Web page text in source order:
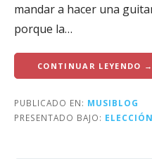
mandar a hacer una
porque la…
CONTINUAR LEYENDO →
PUBLICADO EN: MUSIBLOG
PRESENTADO BAJO: ELECCIÓN